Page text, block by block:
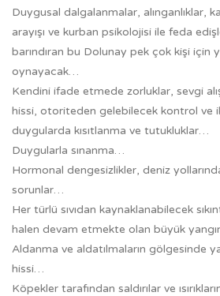
Duygusal dalgalanmalar, alınganlıklar,
arayışı ve kurban psikolojisi ile feda
barındıran bu Dolunay pek çok kişi için
oynayacak…
Kendini ifade etmede zorluklar, sevgi
hissi, otoriteden gelebilecek kontrol ve
duygularda kısıtlanma ve tutukluklar…
Duygularla sınanma…
Hormonal dengesizlikler, deniz
sorunlar…
Her türlü sıvıdan kaynaklanabilecek
halen devam etmekte olan büyük
Aldanma ve aldatılmaların gölgesinde
hissi…
Köpekler tarafından saldırılar ve